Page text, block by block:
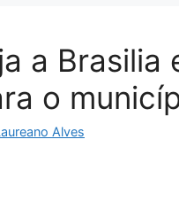
a Brasilia
o
Alves